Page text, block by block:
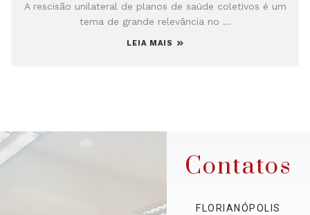
A rescisão unilateral de planos de saúde coletivos é um
tema de grande relevância no ...
LEIA MAIS
Contatos
FLORIANÓPOLIS